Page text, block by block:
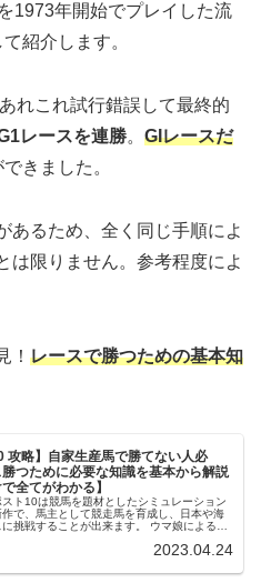
1973年開始でプレイした流
紹介します。
れこれ試行錯誤して最終的
レースを連勝。 GIレースだ
きました。
あるため、全く同じ手順によ
は限りません。参考程度によ
！ レースで勝つための基本知
攻略】自家生産馬で勝てない人必
勝つために必要な知識を基本から解説
で全てがわかる】
スト10は競馬を題材としたシミュレーション
で、馬主として競走馬を育成し、日本や海
挑戦することが出来ます。 ウマ娘による競
2023.04.24